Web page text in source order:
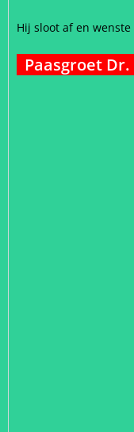
Hij sloot af en
Paasgroet